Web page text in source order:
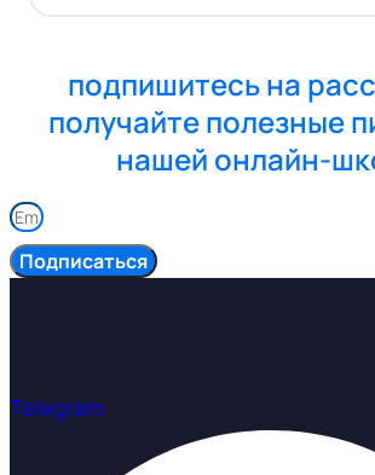
подпишитесь на
получайте полезные
нашей онлайн-
Подписаться
Telegram